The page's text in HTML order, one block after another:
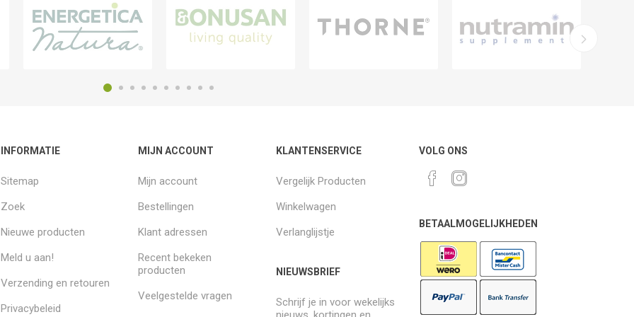
INFORMATIE
Sitemap
Zoek
Nieuwe producten
Meld u aan!
Verzending en retouren
Privacybeleid
MIJN ACCOUNT
Mijn account
Bestellingen
Klant adressen
Recent bekeken
producten
Veelgestelde vragen
KLANTENSERVICE
Vergelijk Producten
Winkelwagen
Verlanglijstje
NIEUWSBRIEF
Schrijf je in voor wekelijks
VOLG ONS
BETAALMOGELIJKHEDEN